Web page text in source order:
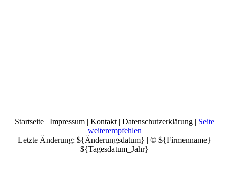
Startseite | Impressum | Kontakt | Datenschutzerklärung | Seite
weiterempfehlen
Letzte Änderung: ${Änderungsdatum} | © ${Firmenname}
${Tagesdatum_Jahr}